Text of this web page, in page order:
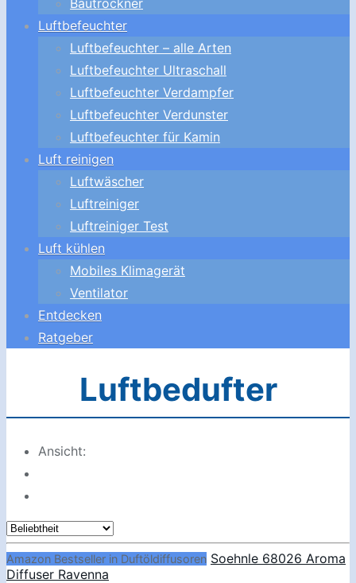
Bautrockner
Luftbefeuchter
Luftbefeuchter – alle Arten
Luftbefeuchter Ultraschall
Luftbefeuchter Verdampfer
Luftbefeuchter Verdunster
Luftbefeuchter für Kamin
Luft reinigen
Luftwäscher
Luftreiniger
Luftreiniger Test
Luft kühlen
Mobiles Klimagerät
Ventilator
Entdecken
Ratgeber
Luftbedufter
Ansicht:
Amazon Bestseller in Duftöldiffusoren Soehnle 68026 Aroma
Diffuser Ravenna